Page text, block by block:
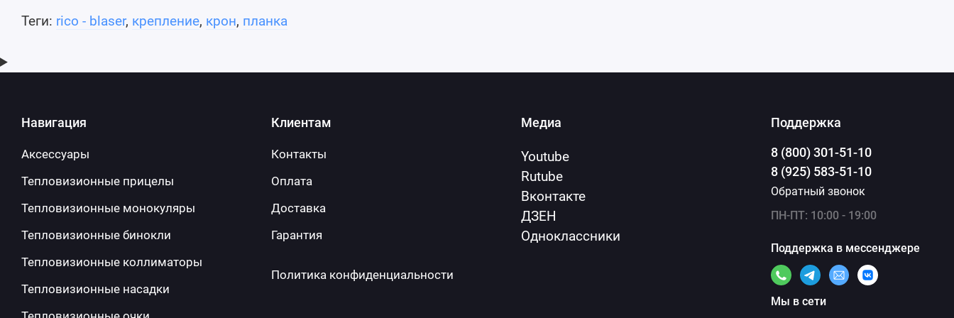
Теги: rico - blaser, крепление, крон, планка
Навигация
Аксессуары
Тепловизионные прицелы
Тепловизионные монокуляры
Тепловизионные бинокли
Тепловизионные коллиматоры
Тепловизионные насадки
Клиентам
Контакты
Оплата
Доставка
Гарантия
Политика конфиденциальности
Медиа
Youtube
Rutube
Вконтакте
ДЗЕН
Одноклассники
Поддержка
8 (800) 301-51-10
8 (925) 583-51-10
Обратный звонок
ПН-ПТ: 10:00 - 19:00
Поддержка в мессенджере
Мы в сети